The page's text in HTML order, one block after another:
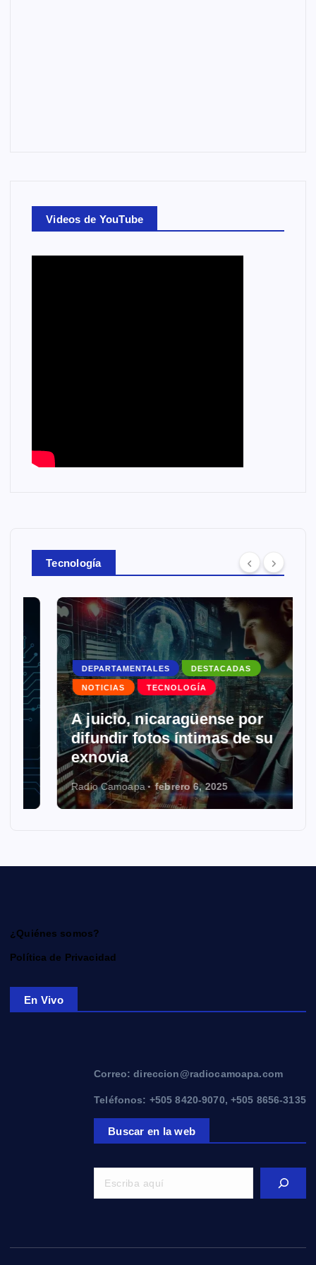
Videos de YouTube
Tecnología
DEPARTAMENTALES DESTACADAS
NOTICIAS TECNOLOGÍA
A juicio, nicaragüense por
difundir fotos íntimas de su
exnovia
Radio Camoapa febrero 6, 2025
¿Quiénes somos?
Política de Privacidad
En Vivo
Correo: direccion@radiocamoapa.com
Teléfonos: +505 8420-9070, +505 8656-3135
Buscar en la web